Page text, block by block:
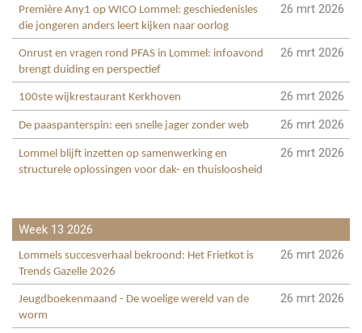
Première Any1 op WICO Lommel: geschiedenisles
die jongeren anders leert kijken naar oorlog
26 mrt 2026
Onrust en vragen rond PFAS in Lommel: infoavond
brengt duiding en perspectief
26 mrt 2026
100ste wijkrestaurant Kerkhoven 26 mrt 2026
De paaspanterspin: een snelle jager zonder web 26 mrt 2026
Lommel blijft inzetten op samenwerking en
structurele oplossingen voor dak- en thuisloosheid
26 mrt 2026
Week 13 2026
Lommels succesverhaal bekroond: Het Frietkot is
Trends Gazelle 2026
26 mrt 2026
Jeugdboekenmaand - De woelige wereld van de
worm
26 mrt 2026